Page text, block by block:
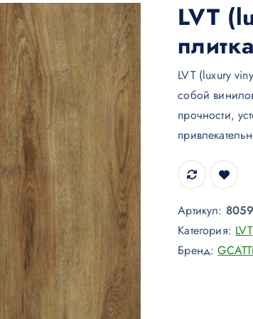
LVT
LVT (luxury
собой
прочности,
Артикул:
Категория: LVT
Бренд:GCATTI